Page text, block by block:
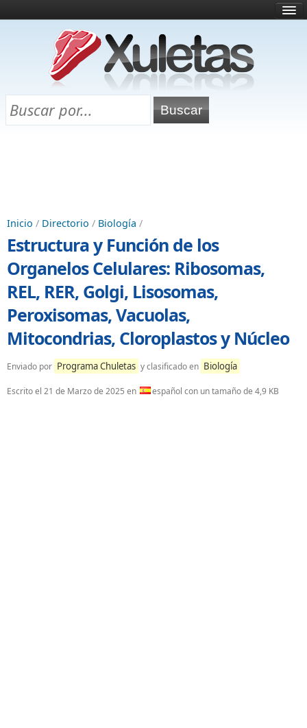
¿Qué es esto?
Directorio
Chuletas para exámenes
Inicio / Directorio / Biología /
Estructura y Función de los
Organelos Celulares: Ribosomas,
REL, RER, Golgi, Lisosomas,
Peroxisomas, Vacuolas,
Mitocondrias, Cloroplastos y Núcleo
Enviado por Programa Chuletas y clasificado en Biología
Escrito el 21 de Marzo de 2025 en español con un tamaño de 4,9 KB